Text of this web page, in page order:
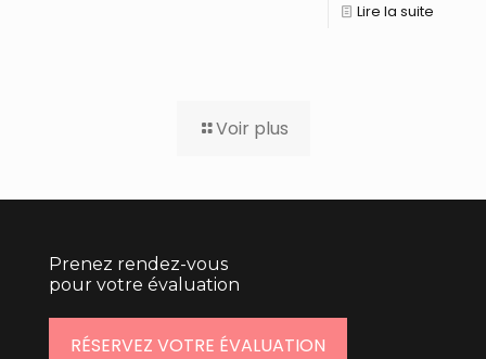
Lire la suite
Voir plus
Prenez rendez-vous
pour votre évaluation
RÉSERVEZ VOTRE ÉVALUATION